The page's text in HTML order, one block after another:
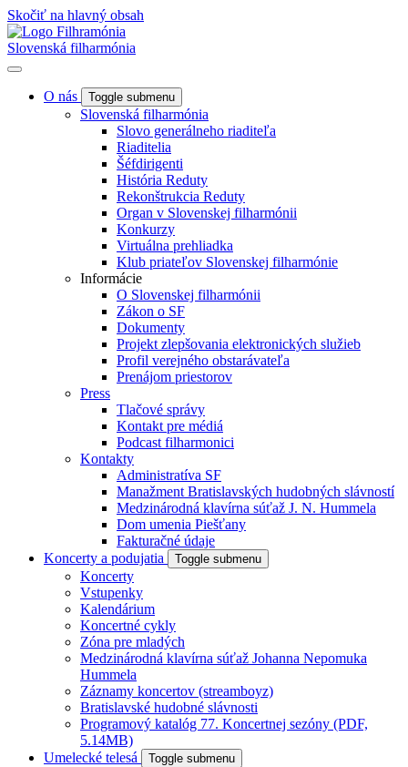
Skočiť na hlavný obsah
Slovenská filharmónia
O nás Toggle submenu
Slovenská filharmónia
Slovo generálneho riaditeľa
Riaditelia
Šéfdirigenti
História Reduty
Rekonštrukcia Reduty
Organ v Slovenskej filharmónii
Konkurzy
Virtuálna prehliadka
Klub priateľov Slovenskej filharmónie
Informácie
O Slovenskej filharmónii
Zákon o SF
Dokumenty
Projekt zlepšovania elektronických služieb
Profil verejného obstarávateľa
Prenájom priestorov
Press
Tlačové správy
Kontakt pre médiá
Podcast filharmonici
Kontakty
Administratíva SF
Manažment Bratislavských hudobných slávností
Medzinárodná klavírna súťaž J. N. Hummela
Dom umenia Piešťany
Fakturačné údaje
Koncerty a podujatia
Toggle submenu
Koncerty
Vstupenky
Kalendárium
Koncertné cykly
Zóna pre mladých
Medzinárodná klavírna súťaž Johanna Nepomuka
Hummela
Záznamy koncertov (streamboyz)
Bratislavské hudobné slávnosti
Programový katalóg 77. Koncertnej sezóny (PDF,
5.14MB)
Umelecké telesá
Toggle submenu